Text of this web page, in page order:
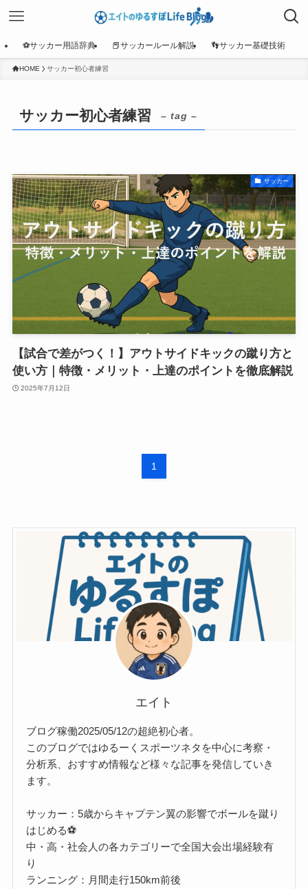
⚽サッカー用語辞典 📕サッカールール解説 👣サッカー基礎技術
HOME サッカー初心者練習
サッカー初心者練習 – tag –
サッカー
【試合で差がつく！】アウトサイドキックの蹴り方と
使い方｜特徴・メリット・上達のポイントを徹底解説
2025年7月12日
1
エイト
ブログ稼働2025/05/12の超絶初心者。
このブログではゆるーくスポーツネタを中心に考察・
分析系、おすすめ情報など様々な記事を発信していき
ます。
サッカー：5歳からキャプテン翼の影響でボールを蹴り
はじめる⚽
中・高・社会人の各カテゴリーで全国大会出場経験有
り
ランニング：月間走行150km前後